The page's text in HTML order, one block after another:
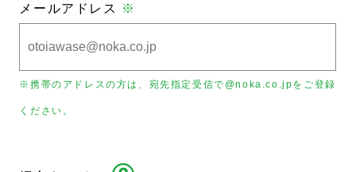
メールアドレス ※
※携帯のアドレスの方は、宛先指定受信で@noka.co.jpをご登録
ください。